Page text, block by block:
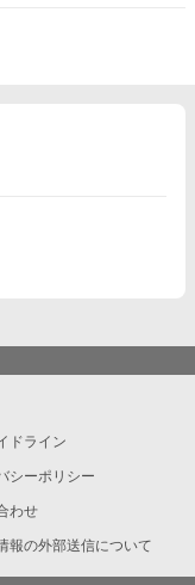
ドライン
シーポリシー
わせ
報の外部送信について